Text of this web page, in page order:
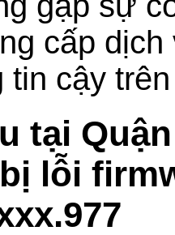
cấp
tin cậy
tại
lỗi